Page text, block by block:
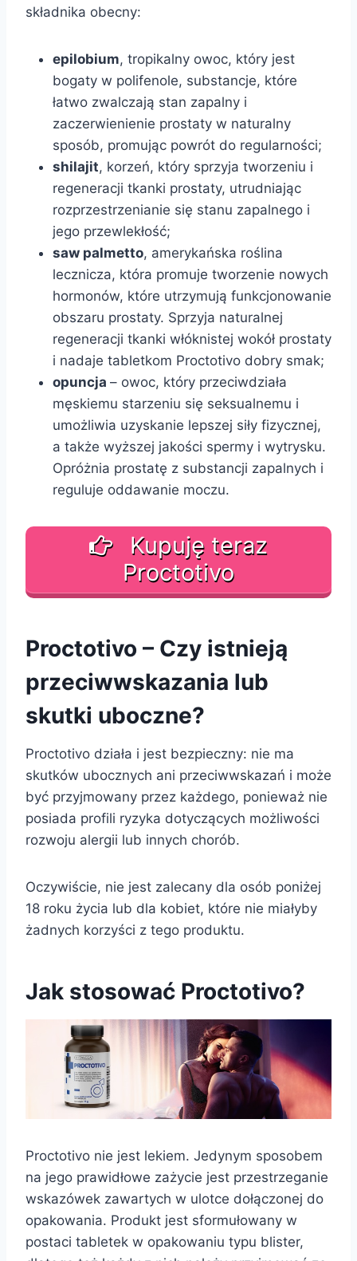
składnika obecny:
epilobium, tropikalny owoc, który jest
bogaty w polifenole, substancje, które
łatwo zwalczają stan zapalny i
zaczerwienienie prostaty w naturalny
sposób, promując powrót do regularności;
shilajit, korzeń, który sprzyja tworzeniu i
regeneracji tkanki prostaty, utrudniając
rozprzestrzenianie się stanu zapalnego i
jego przewlekłość;
saw palmetto, amerykańska roślina
lecznicza, która promuje tworzenie nowych
hormonów, które utrzymują funkcjonowanie
obszaru prostaty. Sprzyja naturalnej
regeneracji tkanki włóknistej wokół prostaty
i nadaje tabletkom Proctotivo dobry smak;
opuncja – owoc, który przeciwdziała
męskiemu starzeniu się seksualnemu i
umożliwia uzyskanie lepszej siły fizycznej,
a także wyższej jakości spermy i wytrysku.
Opróżnia prostatę z substancji zapalnych i
reguluje oddawanie moczu.
Kupuję teraz
Proctotivo
Proctotivo – Czy istnieją
przeciwwskazania lub
skutki uboczne?
Proctotivo działa i jest bezpieczny: nie ma
skutków ubocznych ani przeciwwskazań i może
być przyjmowany przez każdego, ponieważ nie
posiada profili ryzyka dotyczących możliwości
rozwoju alergii lub innych chorób.
Oczywiście, nie jest zalecany dla osób poniżej
18 roku życia lub dla kobiet, które nie miałyby
żadnych korzyści z tego produktu.
Jak stosować Proctotivo?
Proctotivo nie jest lekiem. Jedynym sposobem
na jego prawidłowe zażycie jest przestrzeganie
wskazówek zawartych w ulotce dołączonej do
opakowania. Produkt jest sformułowany w
postaci tabletek w opakowaniu typu blister,